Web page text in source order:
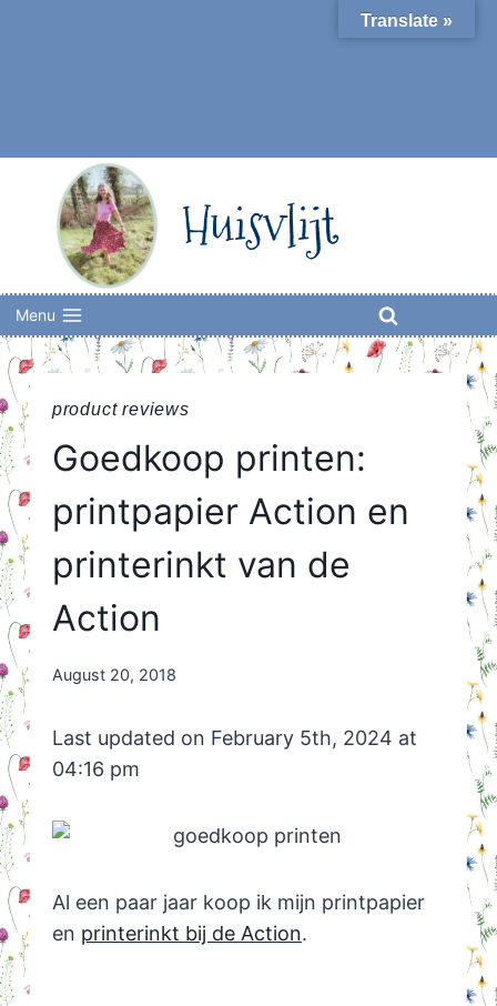
Huisvlijt
Menu
product reviews
Goedkoop printen:
printpapier Action en
printerinkt van de
Action
By
August 20, 2018
Last updated on February 5th, 2024 at
04:16 pm
Al een paar jaar koop ik mijn printpapier
en printerinkt bij de Action.
Translate »